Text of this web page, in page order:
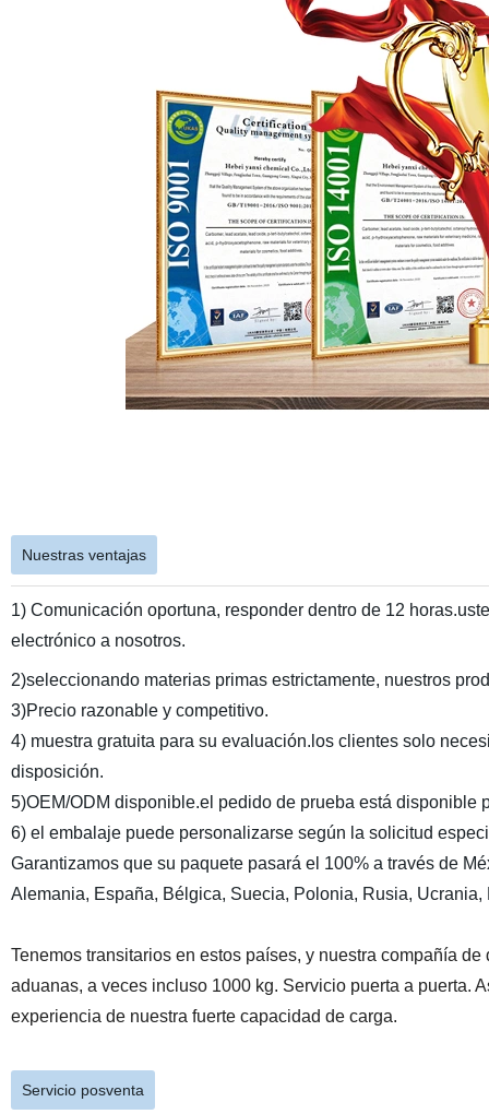
Nuestras ventajas
1) Comunicación oportuna, responder dentro de 12
electrónico a nosotros.
2)seleccionando materias primas estrictamente, nuestros
3)Precio razonable y competitivo.
4) muestra gratuita para su evaluación.los clientes solo
disposición.
5)OEM/ODM disponible.el pedido de prueba está disponible
6) el embalaje puede personalizarse según la solicitud
Garantizamos que su paquete pasará el 100% a través de
Alemania, España, Bélgica, Suecia, Polonia, Rusia,
Tenemos transitarios en estos países, y nuestra compañía
aduanas, a veces incluso 1000 kg. Servicio puerta a puerta.
experiencia de nuestra fuerte capacidad de carga.
Servicio posventa